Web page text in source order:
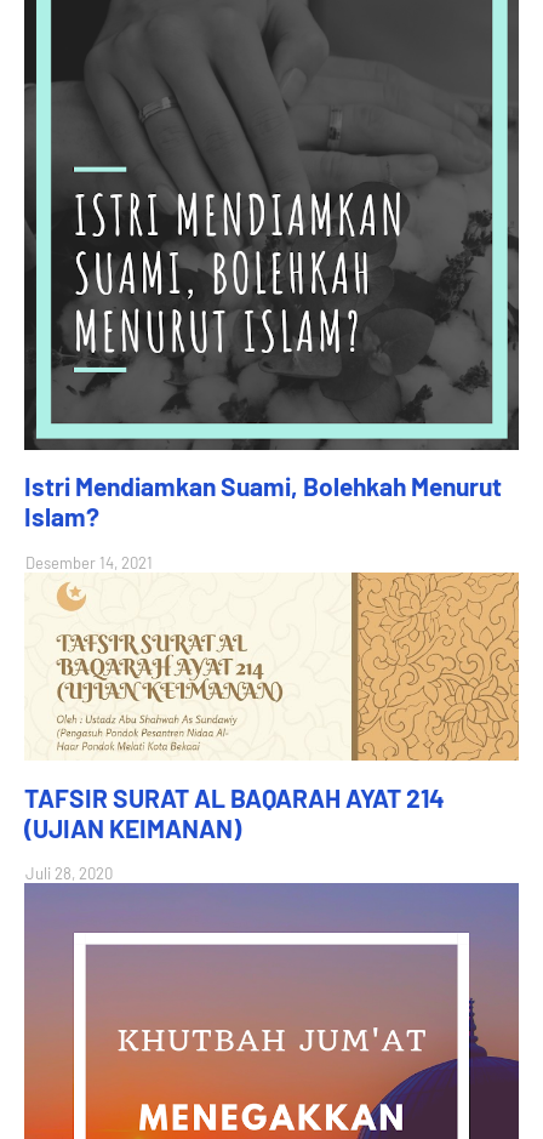
Istri Mendiamkan Suami, Bolehkah Menurut
Islam?
Desember 14, 2021
TAFSIR SURAT AL BAQARAH AYAT 214
(UJIAN KEIMANAN)
Juli 28, 2020